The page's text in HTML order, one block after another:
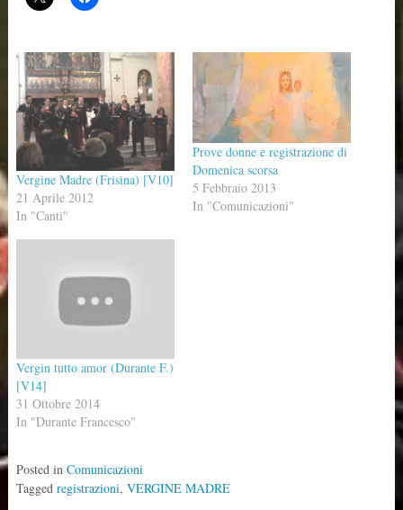
Vergine Madre (Frisina) [V10]
21 Aprile 2012
In "Canti"
Prove donne e registrazione di
Domenica scorsa
5 Febbraio 2013
In "Comunicazioni"
Vergin tutto amor (Durante F.)
[V14]
31 Ottobre 2014
In "Durante Francesco"
Posted in Comunicazioni
Tagged registrazioni, VERGINE MADRE